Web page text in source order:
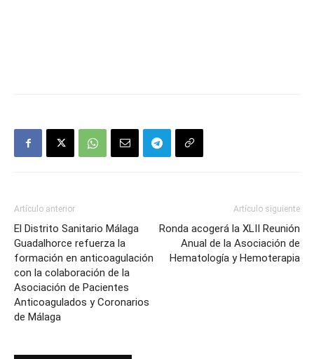
Artículo anterior
El Distrito Sanitario Málaga
Guadalhorce refuerza la
formación en anticoagulación
con la colaboración de la
Asociación de Pacientes
Anticoagulados y Coronarios
de Málaga
Artículo siguiente
Ronda acogerá la XLII Reunión
Anual de la Asociación de
Hematología y Hemoterapia